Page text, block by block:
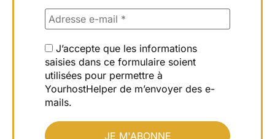
J’accepte que les informations
saisies dans ce formulaire soient
utilisées pour permettre à
YourhostHelper de m’envoyer des e-
mails.